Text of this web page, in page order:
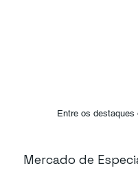
Entre os destaques
Mercado de